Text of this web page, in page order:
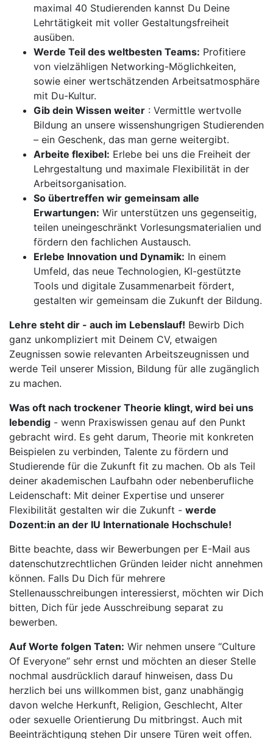
maximal 40 Studierenden kannst Du Deine
Lehrtätigkeit mit voller Gestaltungsfreiheit
ausüben.
Werde Teil des weltbesten Teams: Profitiere
von vielzähligen Networking-Möglichkeiten,
sowie einer wertschätzenden Arbeitsatmosphäre
mit Du-Kultur.
Gib dein Wissen weiter : Vermittle wertvolle
Bildung an unsere wissenshungrigen Studierenden
– ein Geschenk, das man gerne weitergibt.
Arbeite flexibel: Erlebe bei uns die Freiheit der
Lehrgestaltung und maximale Flexibilität in der
Arbeitsorganisation.
So übertreffen wir gemeinsam alle
Erwartungen: Wir unterstützen uns gegenseitig,
teilen uneingeschränkt Vorlesungsmaterialien und
fördern den fachlichen Austausch.
Erlebe Innovation und Dynamik: In einem
Umfeld, das neue Technologien, KI-gestützte
Tools und digitale Zusammenarbeit fördert,
gestalten wir gemeinsam die Zukunft der Bildung.
Lehre steht dir - auch im Lebenslauf! Bewirb Dich
ganz unkompliziert mit Deinem CV, etwaigen
Zeugnissen sowie relevanten Arbeitszeugnissen und
werde Teil unserer Mission, Bildung für alle zugänglich
zu machen.
Was oft nach trockener Theorie klingt, wird bei uns
lebendig - wenn Praxiswissen genau auf den Punkt
gebracht wird. Es geht darum, Theorie mit konkreten
Beispielen zu verbinden, Talente zu fördern und
Studierende für die Zukunft fit zu machen. Ob als Teil
deiner akademischen Laufbahn oder nebenberufliche
Leidenschaft: Mit deiner Expertise und unserer
Flexibilität gestalten wir die Zukunft - werde
Dozent:in an der IU Internationale Hochschule!
Bitte beachte, dass wir Bewerbungen per E-Mail aus
datenschutzrechtlichen Gründen leider nicht annehmen
können. Falls Du Dich für mehrere
Stellenausschreibungen interessierst, möchten wir Dich
bitten, Dich für jede Ausschreibung separat zu
bewerben.
Auf Worte folgen Taten: Wir nehmen unsere “Culture
Of Everyone” sehr ernst und möchten an dieser Stelle
nochmal ausdrücklich darauf hinweisen, dass Du
herzlich bei uns willkommen bist, ganz unabhängig
davon welche Herkunft, Religion, Geschlecht, Alter
oder sexuelle Orientierung Du mitbringst. Auch mit
Beeinträchtigung stehen Dir unsere Türen weit offen.